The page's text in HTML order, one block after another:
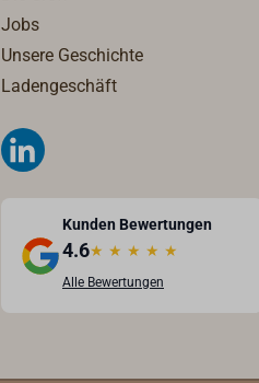
Jobs
Unsere Geschichte
Ladengeschäft
Kunden Bewertungen
4.6★ ★ ★ ★ ★
Alle Bewertungen